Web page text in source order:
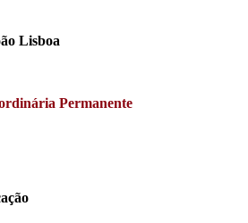
Lisboa
Permanente